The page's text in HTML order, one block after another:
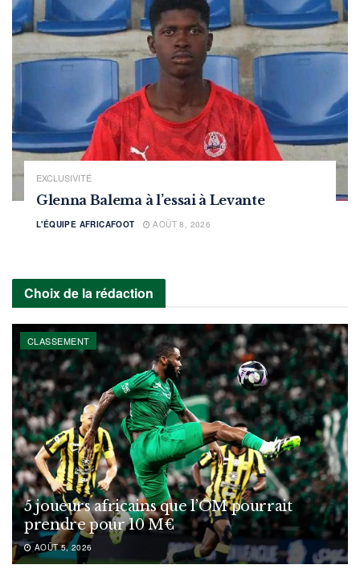
EXCLUSIVITÉ
Glenna Balema à l’essai à Levante
L'ÉQUIPE AFRICAFOOT AOÛT 8, 2026
Choix de la rédaction
CLASSEMENT
5 joueurs africains que l’OM pourrait
prendre pour 10 M€
AOÛT 5, 2026